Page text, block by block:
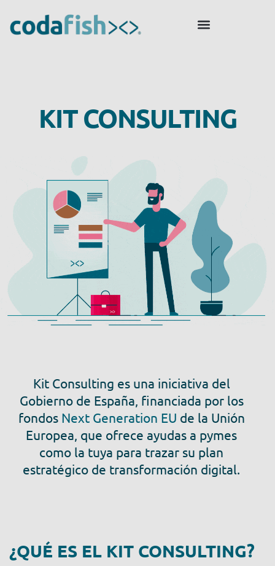
KIT CONSULTING
Kit Consulting es una iniciativa del
Gobierno de España, financiada por los
fondos Next Generation EU de la Unión
Europea, que ofrece ayudas a pymes
como la tuya para trazar su plan
estratégico de transformación digital.
¿QUÉ ES EL KIT CONSULTING?